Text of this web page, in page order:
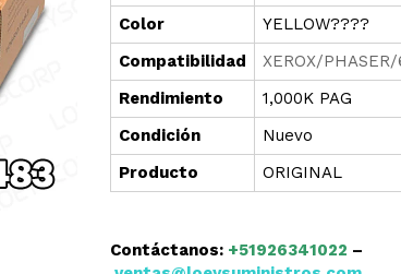
Color
YELLOW????
Compatibilidad
XEROX/
Rendimiento
1,000K PAG
Condición
Nuevo
Producto
ORIGINAL
Contáctanos: +51926341022 –